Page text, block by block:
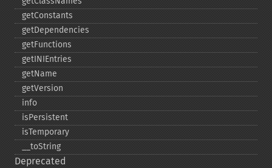
getConstants
getDependencies
getFunctions
getINIEntries
getName
getVersion
info
isPersistent
isTemporary
_​_​toString
Deprecated